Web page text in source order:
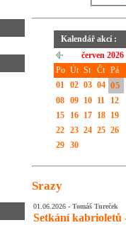
Kalendář akcí :
červen 2026
Po Út St Čt Pá
01 02 03 04 05
08 09 10 11
12
15
16 17 18 19
22 23 24 25 26
29 30
Srazy
01.06.2026 - Tomáš Tureček
Setkání kabrioletů